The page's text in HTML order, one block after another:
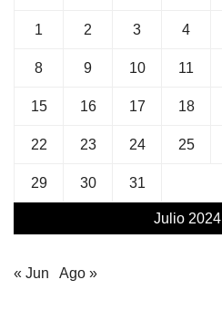
Julio 2024
1 2 3 4
8 9 10 11
15 16 17 18
22 23 24 25
29 30 31
« Jun Ago »